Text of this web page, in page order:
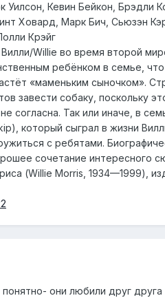
Кевин Бейкон, Брэдли
Ховард, Марк Бич, Сьюзэн
Крэйг
Willie во время второй
ребёнком в семье,
«маменьким сыночком».
завести собаку, поскольку
согласна. Так или иначе, в
который сыграл в жизни
с ребятами.
сочетание интересного
(Willie Morris, 1934—1999),
они любили друг друга